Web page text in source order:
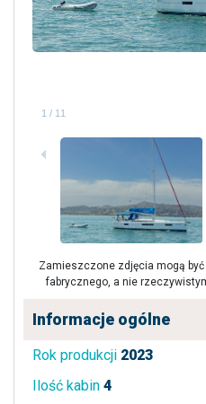
1 / 11
Zamieszczone zdjęcia mogą
fabrycznego, a nie
Informacje ogólne
Rok produkcji 2023
Ilość kabin 4